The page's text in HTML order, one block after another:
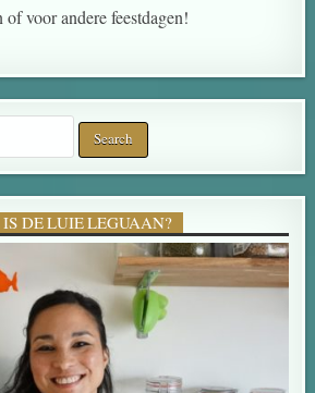
of voor andere feestdagen!
DE LUIE LEGUAAN?